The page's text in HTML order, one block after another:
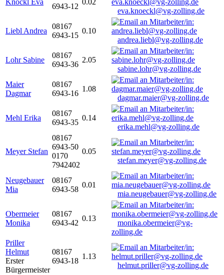
Knöckl Eva
6943-12
0.02
eva.knoeckl@vg-zolling.de
Liebl Andrea
08167
6943-15
0.10
andrea.liebl@vg-zolling.de
Lohr Sabine
08167
6943-36
2.05
sabine.lohr@vg-zolling.de
Maier
Dagmar
08167
6943-16
1.08
dagmar.maier@vg-zolling.de
Mehl Erika
08167
6943-35
0.14
erika.mehl@vg-zolling.de
Meyer Stefan
08167
6943-50
0170
7942402
0.05
stefan.meyer@vg-zolling.de
Neugebauer
Mia
08167
6943-58
0.01
mia.neugebauer@vg-zolling.de
Obermeier
Monika
08167
6943-42
0.13
monika.obermeier@vg-
zolling.de
Priller
Helmut
Erster
Bürgermeister
08167
6943-18
1.13
helmut.priller@vg-zolling.de